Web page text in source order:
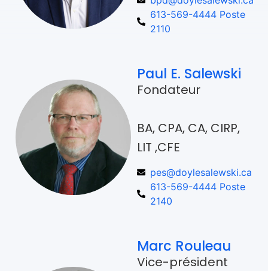
613-569-4444 Poste
2110
Paul E. Salewski
Fondateur
BA, CPA, CA, CIRP,
LIT ,CFE
pes@doylesalewski.ca
613-569-4444 Poste
2140
Marc Rouleau
Vice-président